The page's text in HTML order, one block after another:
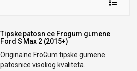
Tipske patosnice Frogum gumene
Ford S Max 2 (2015+)
Originalne FroGum tipske gumene
patosnice visokog kvaliteta.